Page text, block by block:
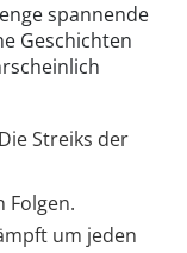
spannende
Geschichten
Die Streiks der
Folgen.
um jeden